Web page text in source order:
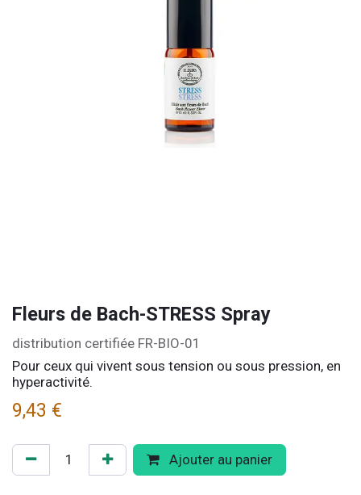
Fleurs de Bach-STRESS Spray
distribution certifiée FR-BIO-01
Pour ceux qui vivent sous tension ou sous pression, en
hyperactivité.
9,43 €
Ajouter au panier